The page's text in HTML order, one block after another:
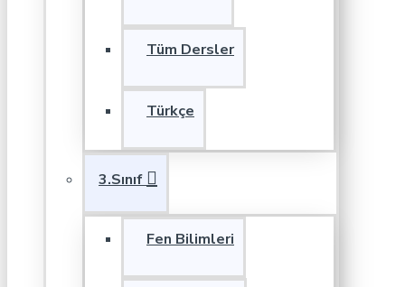
Tüm Dersler
Türkçe
3.Sınıf
Fen Bilimleri